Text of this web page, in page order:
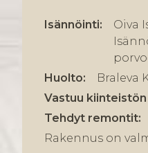
Isännöinti:
Oiva
Huolto:
Braleva
Vastuu
Tehdyt remontit:
Rakennus on